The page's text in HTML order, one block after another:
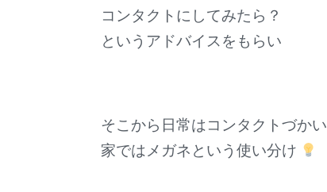
コンタクトにしてみたら？
というアドバイスをもらい
そこから日常はコンタクトづかい
家ではメガネという使い分け